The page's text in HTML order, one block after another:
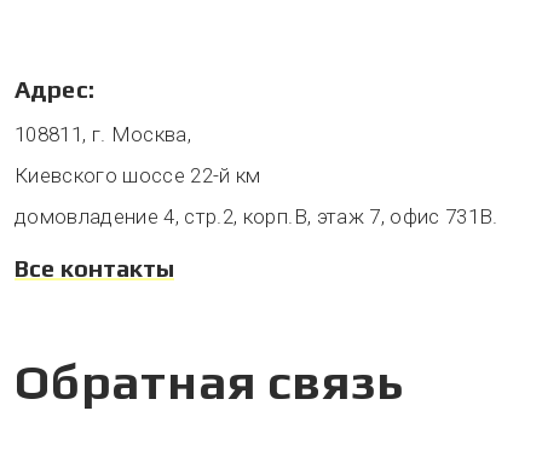
Адрес:
108811, г. Москва,
Киевского шоссе 22-й км
домовладение 4, стр.2, корп.В, этаж 7, офис 731В.
Все контакты
Обратная связь